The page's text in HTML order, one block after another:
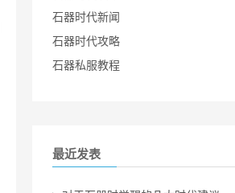
石器时代新闻
石器时代攻略
石器私服教程
最近发表